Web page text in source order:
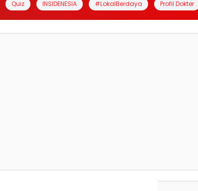
Quiz INSIDENESIA #LokalBerdaya Profil Dokter